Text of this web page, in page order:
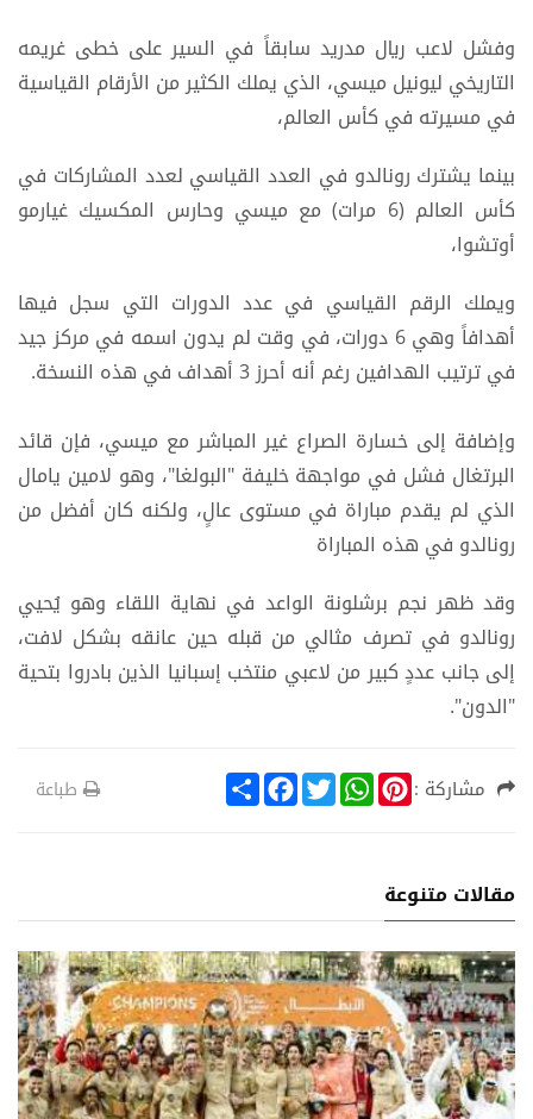
وفشل لاعب ريال مدريد سابقاً في السير على خطى غريمه
التاريخي ليونيل ميسي، الذي يملك الكثير من الأرقام القياسية
في مسيرته في كأس العالم،
بينما يشترك رونالدو في العدد القياسي لعدد المشاركات في
كأس العالم (6 مرات) مع ميسي وحارس المكسيك غيارمو
أوتشوا،
ويملك الرقم القياسي في عدد الدورات التي سجل فيها
أهدافاً وهي 6 دورات، في وقت لم يدون اسمه في مركز جيد
في ترتيب الهدافين رغم أنه أحرز 3 أهداف في هذه النسخة.
وإضافة إلى خسارة الصراع غير المباشر مع ميسي، فإن قائد
البرتغال فشل في مواجهة خليفة "البولغا"، وهو لامين يامال
الذي لم يقدم مباراة في مستوى عالٍ، ولكنه كان أفضل من
رونالدو في هذه المباراة
وقد ظهر نجم برشلونة الواعد في نهاية اللقاء وهو يُحيي
رونالدو في تصرف مثالي من قبله حين عانقه بشكل لافت،
إلى جانب عددٍ كبير من لاعبي منتخب إسبانيا الذين بادروا بتحية
"الدون".
مشاركة : S
h
F
a
k
T
w
W
h
p
P
i
e
s
طباعة
مقالات متنوعة